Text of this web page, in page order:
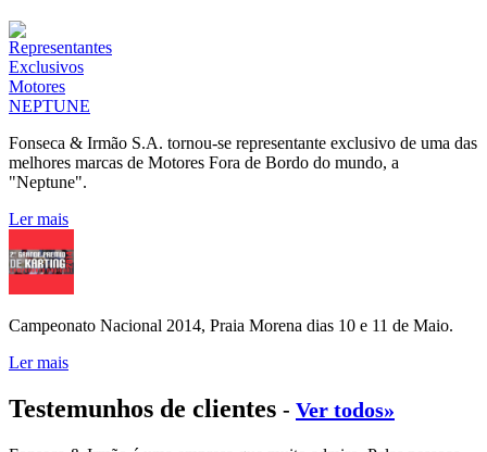
Fonseca & Irmão S.A. tornou-se representante exclusivo de uma das
melhores marcas de Motores Fora de Bordo do mundo, a
"Neptune".
Ler mais
Campeonato Nacional 2014, Praia Morena dias 10 e 11 de Maio.
Ler mais
Testemunhos de clientes - Ver todos»